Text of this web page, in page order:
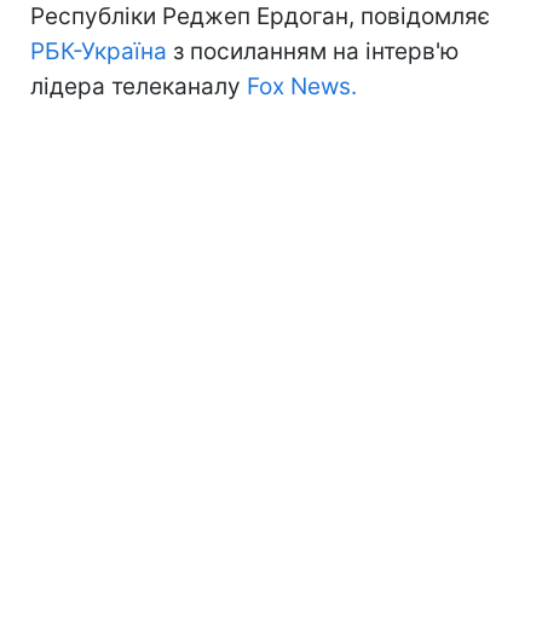
Республіки Реджеп Ердоган, повідомляє
РБК-Україна з посиланням на інтерв'ю
лідера телеканалу Fox News.